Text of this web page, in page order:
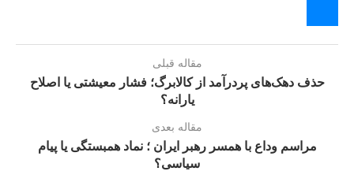
مقاله قبلی
حذف دهک‌های پردرآمد از کالابرگ؛ فشار معیشتی یا اصلاح
یارانه؟
مقاله بعدی
مراسم وداع با همسر رهبر ايران ؛ نماد همبستگی یا پیام
سیاسی؟